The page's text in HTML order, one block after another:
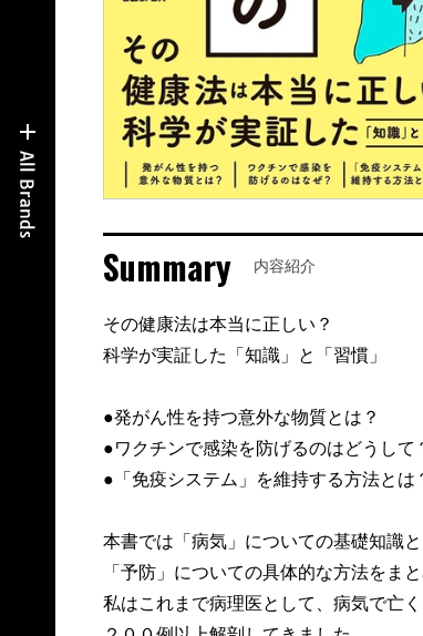
Summary 内容紹介
その健康法は本当に正しい？
科学が実証した「知識」と「習慣」
●発がん性を持つ意外な物質とは？
●ワクチンで感染を防げるのはどうして
●「免疫システム」を維持する方法とは
本書では「病気」についての基礎知識と
「予防」についての具体的な方法をまと
私はこれまで病理医として、病気で亡